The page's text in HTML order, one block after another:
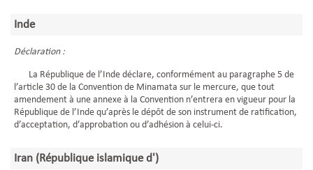
Inde
Déclaration :
La République de l’Inde déclare, conformément au paragraphe 5 de
l’article 30 de la Convention de Minamata sur le mercure, que tout
amendement à une annexe à la Convention n’entrera en vigueur pour la
République de l’Inde qu’après le dépôt de son instrument de ratification,
d’acceptation, d’approbation ou d’adhésion à celui-ci.
Iran (République islamique d')